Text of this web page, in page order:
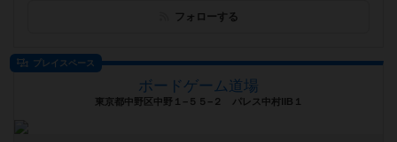
フォローする
プレイスペース
ボードゲーム道場
東京都中野区中野１−５５−２ パレス中村ⅡB１